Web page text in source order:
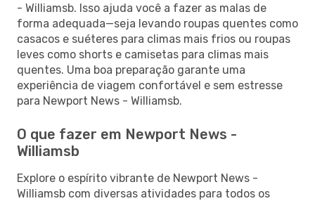
- Williamsb. Isso ajuda você a fazer as malas de
forma adequada—seja levando roupas quentes como
casacos e suéteres para climas mais frios ou roupas
leves como shorts e camisetas para climas mais
quentes. Uma boa preparação garante uma
experiência de viagem confortável e sem estresse
para Newport News - Williamsb.
O que fazer em Newport News -
Williamsb
Explore o espírito vibrante de Newport News -
Williamsb com diversas atividades para todos os